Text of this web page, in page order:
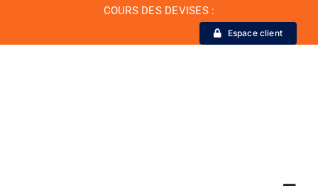
contenu
COURS DES DEVISES :
Espace client